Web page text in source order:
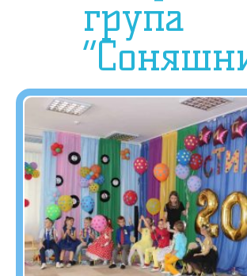
група